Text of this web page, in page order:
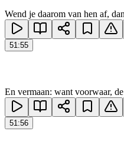
Wend je daarom van hen af,
51:55
En vermaan: want voorwaar,
51:56